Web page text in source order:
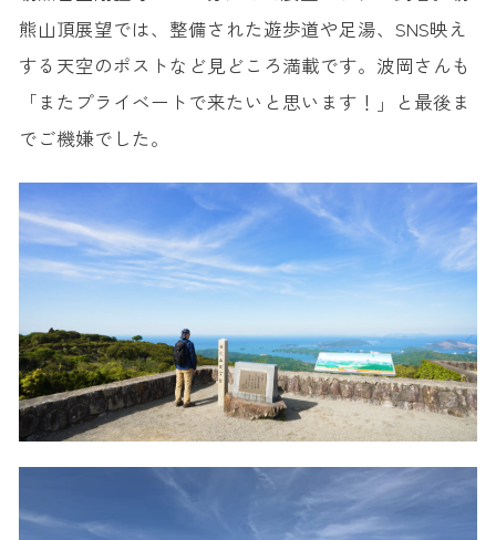
熊山頂展望では、整備された遊歩道や足湯、SNS映え
する天空のポストなど見どころ満載です。波岡さんも
「またプライベートで来たいと思います！」と最後ま
でご機嫌でした。